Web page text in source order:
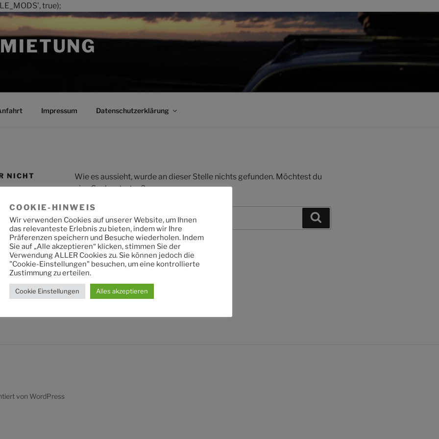
true);
Impressum Datenschutzerklärung
NICHT
Wie es aussieht, wurde an dieser Stelle nichts gefunden. Möchtest du
eine Suche starten?
Suche
nach:
von WordPress
COOKIE-HINWEIS
Wir verwenden Cookies auf unserer Website, um Ihnen
das relevanteste Erlebnis zu bieten, indem wir Ihre
Präferenzen speichern und Besuche wiederholen. Indem
Sie auf „Alle akzeptieren“ klicken, stimmen Sie der
Verwendung ALLER Cookies zu. Sie können jedoch die
"Cookie-Einstellungen" besuchen, um eine kontrollierte
Zustimmung zu erteilen.
Cookie Einstellungen Alles akzeptieren